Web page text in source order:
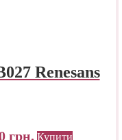
Renesans
грн. Купити